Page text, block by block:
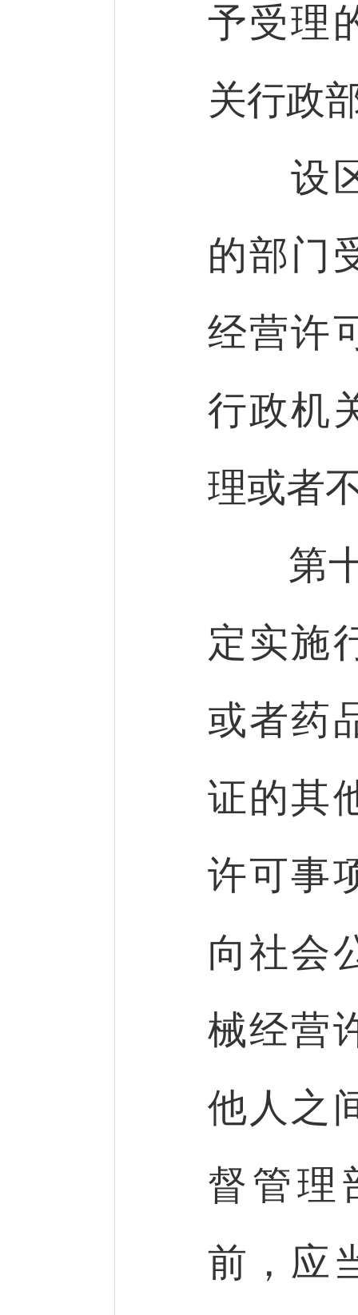
予受理
关行政
设区
的部门
经营许
行政机
理或者
第
定实施
或者药
证的其
许可事
向社会
械经营
他人之
督管理
前，应